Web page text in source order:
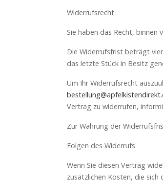
Widerrufsrecht
Sie haben das Recht, binnen
Die Widerrufsfrist beträgt
das letzte Stück in Besitz
Um Ihr Widerrufsrecht
Vertrag zu widerrufen,
Zur Wahrung der
Folgen des Widerrufs
Wenn Sie diesen Vertrag
zusätzlichen Kosten, die